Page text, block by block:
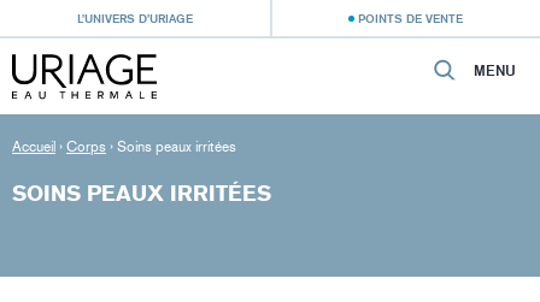
L’UNIVERS D’URIAGE POINTS DE VENTE
MENU
Accueil › Corps › Soins peaux irritées
SOINS PEAUX IRRITÉES